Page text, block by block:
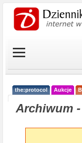
the:protocol Aukcje
Archiwum